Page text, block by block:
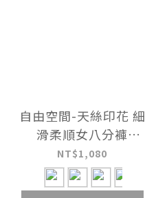
自由空間-天絲印花 細
滑柔順女八分褲
UE0G0326
NT$1,080